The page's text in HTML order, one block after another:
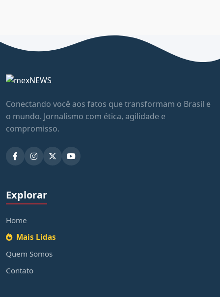
Conectando você aos fatos que transformam o Brasil e
o mundo. Jornalismo com ética, agilidade e
compromisso.
Explorar
Home
Mais Lidas
Quem Somos
Contato